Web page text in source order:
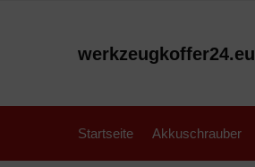
werkzeugkoffer24.eu
Startseite Akkuschrauber